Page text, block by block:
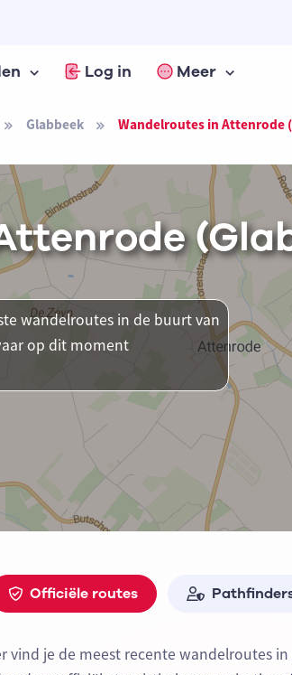
Log in Meer
Glabbeek Wandelroutes in Attenrode
wandelroutes in de buurt van
op dit moment
Officiële routes
vind je de meest recente wandelroutes